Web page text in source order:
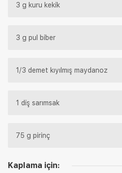
3 g kuru kekik
3 g pul biber
1/3 demet kıyılmış maydanoz
1 diş sarımsak
75 g pirinç
Kaplama için: